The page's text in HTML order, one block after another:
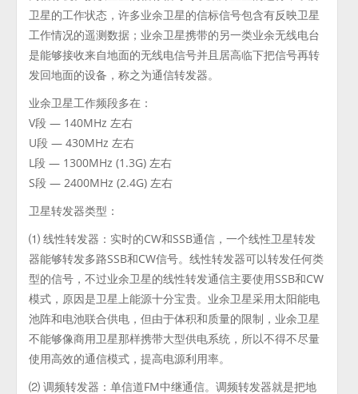
卫星的工作状态，许多业余卫星的信标信号包含有反映卫星
工作情况的遥测数据；业余卫星携带的另一类业余无线电台
是能够接收来自地面的无线电信号并且居高临下把信号再转
发回地面的设备，称之为通信转发器。
业余卫星工作频段多在：
V段 — 140MHz 左右
U段 — 430MHz 左右
L段 — 1300MHz (1.3G) 左右
S段 — 2400MHz (2.4G) 左右
卫星转发器类型：
⑴ 线性转发器：实时的CW和SSB通信，一个线性卫星转发
器能够转发多路SSB和CW信号。线性转发器可以转发任何类
型的信号，不过业余卫星的线性转发通信主要使用SSB和CW
模式，原因是卫星上能源十分宝贵。业余卫星采用太阳能电
池阵和电池联合供电，但由于体积和质量的限制，业余卫星
不能够像商用卫星那样携带大型供电系统，所以不得不尽量
使用高效的通信模式，提高电源利用率。
⑵ 调频转发器：单信道FM中继通信。调频转发器就是把地